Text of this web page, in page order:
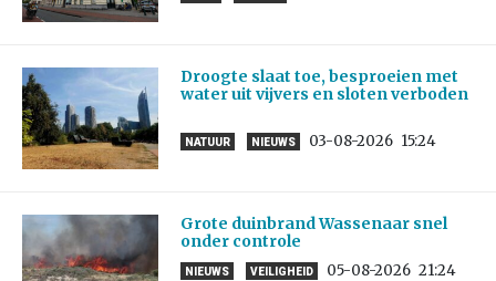
Droogte slaat toe, besproeien met
water uit vijvers en sloten verboden
NATUUR NIEUWS 03-08-2026 15:24
Grote duinbrand Wassenaar snel
onder controle
NIEUWS VEILIGHEID 05-08-2026 21:24